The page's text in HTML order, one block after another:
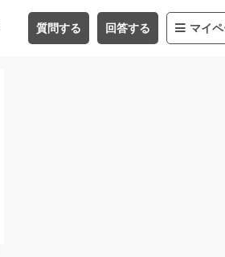
質問する 回答する マイ